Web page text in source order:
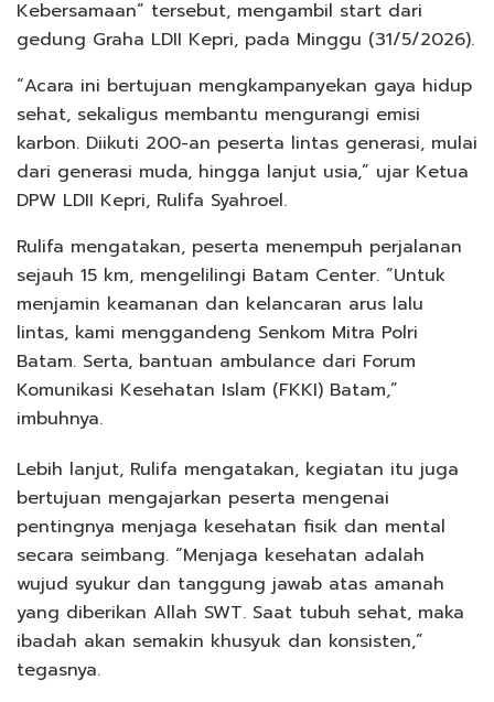
Kebersamaan” tersebut, mengambil start dari
gedung Graha LDII Kepri, pada Minggu (31/5/2026).
“Acara ini bertujuan mengkampanyekan gaya hidup
sehat, sekaligus membantu mengurangi emisi
karbon. Diikuti 200-an peserta lintas generasi, mulai
dari generasi muda, hingga lanjut usia,” ujar Ketua
DPW LDII Kepri, Rulifa Syahroel.
Rulifa mengatakan, peserta menempuh perjalanan
sejauh 15 km, mengelilingi Batam Center. “Untuk
menjamin keamanan dan kelancaran arus lalu
lintas, kami menggandeng Senkom Mitra Polri
Batam. Serta, bantuan ambulance dari Forum
Komunikasi Kesehatan Islam (FKKI) Batam,”
imbuhnya.
Lebih lanjut, Rulifa mengatakan, kegiatan itu juga
bertujuan mengajarkan peserta mengenai
pentingnya menjaga kesehatan fisik dan mental
secara seimbang. “Menjaga kesehatan adalah
wujud syukur dan tanggung jawab atas amanah
yang diberikan Allah SWT. Saat tubuh sehat, maka
ibadah akan semakin khusyuk dan konsisten,”
tegasnya.